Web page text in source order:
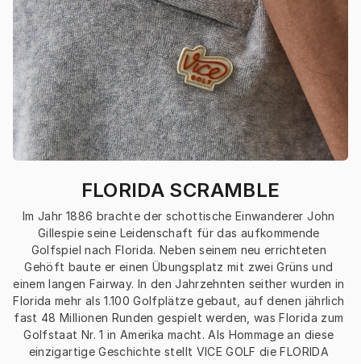
FLORIDA SCRAMBLE
Im Jahr 1886 brachte der schottische Einwanderer John
Gillespie seine Leidenschaft für das aufkommende
Golfspiel nach Florida. Neben seinem neu errichteten
Gehöft baute er einen Übungsplatz mit zwei Grüns und
einem langen Fairway. In den Jahrzehnten seither wurden in
Florida mehr als 1.100 Golfplätze gebaut, auf denen jährlich
fast 48 Millionen Runden gespielt werden, was Florida zum
Golfstaat Nr. 1 in Amerika macht. Als Hommage an diese
einzigartige Geschichte stellt VICE GOLF die FLORIDA